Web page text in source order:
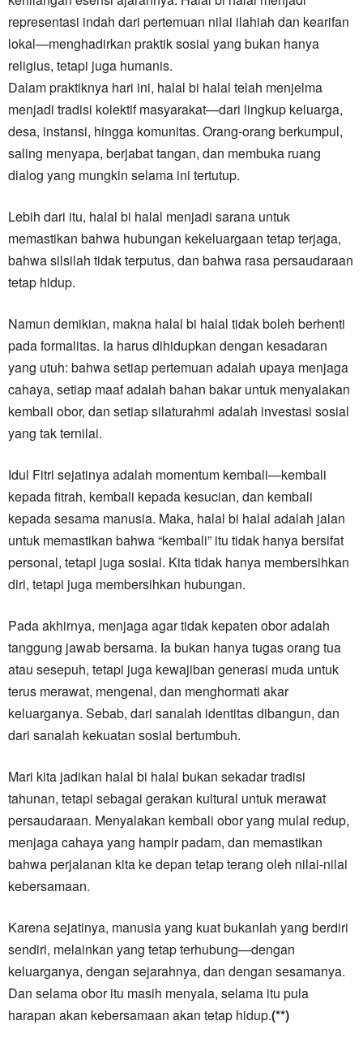
representasi indah dari pertemuan nilai ilahiah dan kearifan
lokal—menghadirkan praktik sosial yang bukan hanya
religius, tetapi juga humanis.
Dalam praktiknya hari ini, halal bi halal telah menjelma
menjadi tradisi kolektif masyarakat—dari lingkup keluarga,
desa, instansi, hingga komunitas. Orang-orang berkumpul,
saling menyapa, berjabat tangan, dan membuka ruang
dialog yang mungkin selama ini tertutup.
Lebih dari itu, halal bi halal menjadi sarana untuk
memastikan bahwa hubungan kekeluargaan tetap terjaga,
bahwa silsilah tidak terputus, dan bahwa rasa persaudaraan
tetap hidup.
Namun demikian, makna halal bi halal tidak boleh berhenti
pada formalitas. Ia harus dihidupkan dengan kesadaran
yang utuh: bahwa setiap pertemuan adalah upaya menjaga
cahaya, setiap maaf adalah bahan bakar untuk menyalakan
kembali obor, dan setiap silaturahmi adalah investasi sosial
yang tak ternilai.
Idul Fitri sejatinya adalah momentum kembali—kembali
kepada fitrah, kembali kepada kesucian, dan kembali
kepada sesama manusia. Maka, halal bi halal adalah jalan
untuk memastikan bahwa “kembali” itu tidak hanya bersifat
personal, tetapi juga sosial. Kita tidak hanya membersihkan
diri, tetapi juga membersihkan hubungan.
Pada akhirnya, menjaga agar tidak kepaten obor adalah
tanggung jawab bersama. Ia bukan hanya tugas orang tua
atau sesepuh, tetapi juga kewajiban generasi muda untuk
terus merawat, mengenal, dan menghormati akar
keluarganya. Sebab, dari sanalah identitas dibangun, dan
dari sanalah kekuatan sosial bertumbuh.
Mari kita jadikan halal bi halal bukan sekadar tradisi
tahunan, tetapi sebagai gerakan kultural untuk merawat
persaudaraan. Menyalakan kembali obor yang mulai redup,
menjaga cahaya yang hampir padam, dan memastikan
bahwa perjalanan kita ke depan tetap terang oleh nilai-nilai
kebersamaan.
Karena sejatinya, manusia yang kuat bukanlah yang berdiri
sendiri, melainkan yang tetap terhubung—dengan
keluarganya, dengan sejarahnya, dan dengan sesamanya.
Dan selama obor itu masih menyala, selama itu pula
harapan akan kebersamaan akan tetap hidup.(**)